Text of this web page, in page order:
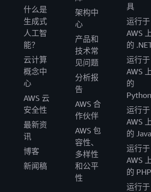
什么是
生成式
人工智
能？
云计算
概念中
心
AWS 云
安全性
最新资
讯
博客
新闻稿
架构中
心
产品和
技术常
见问题
分析报
告
AWS 合
作伙伴
AWS 包
容性、
多样性
和公平
性
具
运行于
AWS 上
的
运行于
AWS 上
的
Python
运行于
AWS 上
的 Java
运行于
AWS 上
的 PHP
运行于